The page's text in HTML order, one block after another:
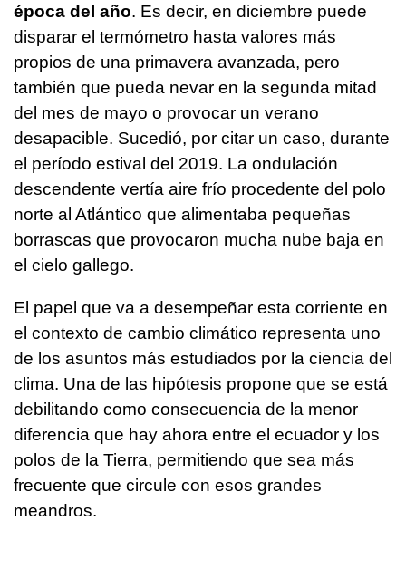
época del año. Es decir, en diciembre puede
disparar el termómetro hasta valores más
propios de una primavera avanzada, pero
también que pueda nevar en la segunda mitad
del mes de mayo o provocar un verano
desapacible. Sucedió, por citar un caso, durante
el período estival del 2019. La ondulación
descendente vertía aire frío procedente del polo
norte al Atlántico que alimentaba pequeñas
borrascas que provocaron mucha nube baja en
el cielo gallego.
El papel que va a desempeñar esta corriente en
el contexto de cambio climático representa uno
de los asuntos más estudiados por la ciencia del
clima. Una de las hipótesis propone que se está
debilitando como consecuencia de la menor
diferencia que hay ahora entre el ecuador y los
polos de la Tierra, permitiendo que sea más
frecuente que circule con esos grandes
meandros.